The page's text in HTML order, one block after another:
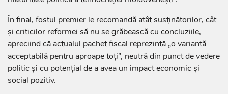
În final, fostul premier le recomandă atât susținătorilor, cât
și criticilor reformei să nu se grăbească cu concluziile,
apreciind că actualul pachet fiscal reprezintă „o variantă
acceptabilă pentru aproape toți”, neutră din punct de vedere
politic și cu potențial de a avea un impact economic și
social pozitiv.